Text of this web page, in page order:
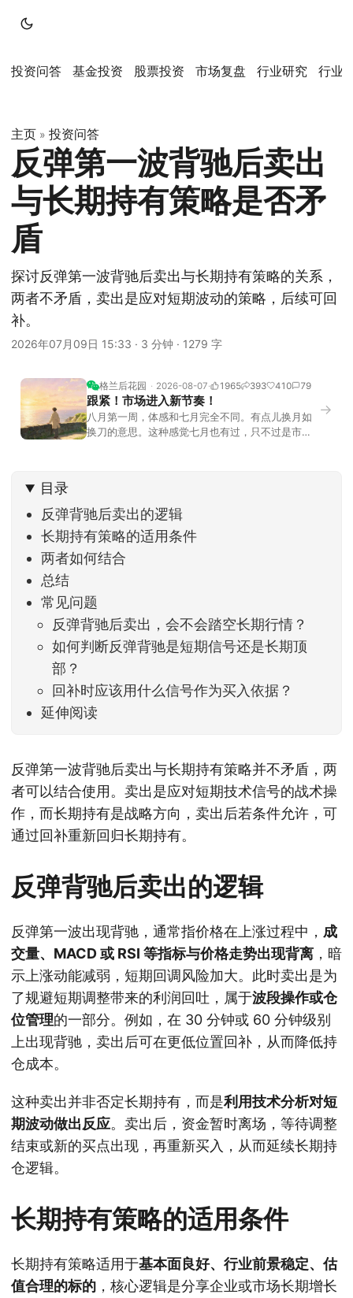
投资问答 基金投资 股票投资 市场复盘 行业研究 行业
主页 » 投资问答
反弹第一波背驰后卖出
与长期持有策略是否矛
盾
探讨反弹第一波背驰后卖出与长期持有策略的关系，
两者不矛盾，卖出是应对短期波动的策略，后续可回
补。
2026年07月09日 15:33 · 3 分钟 · 1279 字
格兰后花园 2026-08-07 1965 393 410 79
跟紧！市场进入新节奏！
八月第一周，体感和七月完全不同。有点儿换月如
换刀的意思。这种感觉七月也有过，只不过是市场
家感受到了春天般的暖风。指数涨了百点，交易额
回暖到2
→
目录
反弹背驰后卖出的逻辑
长期持有策略的适用条件
两者如何结合
总结
常见问题
反弹背驰后卖出，会不会踏空长期行情？
如何判断反弹背驰是短期信号还是长期顶
部？
回补时应该用什么信号作为买入依据？
延伸阅读
反弹第一波背驰后卖出与长期持有策略并不矛盾，两
者可以结合使用。卖出是应对短期技术信号的战术操
作，而长期持有是战略方向，卖出后若条件允许，可
通过回补重新回归长期持有。
反弹背驰后卖出的逻辑
反弹第一波出现背驰，通常指价格在上涨过程中， 成
交量、MACD 或 RSI 等指标与价格走势出现背离 ，暗
示上涨动能减弱，短期回调风险加大。此时卖出是为
了规避短期调整带来的利润回吐，属于波段操作或仓
位管理的一部分。例如，在 30 分钟或 60 分钟级别
上出现背驰，卖出后可在更低位置回补，从而降低持
仓成本。
这种卖出并非否定长期持有，而是利用技术分析对短
期波动做出反应。卖出后，资金暂时离场，等待调整
结束或新的买点出现，再重新买入，从而延续长期持
仓逻辑。
长期持有策略的适用条件
长期持有策略适用于基本面良好、行业前景稳定、估
值合理的标的 ，核心逻辑是分享企业或市场长期增长